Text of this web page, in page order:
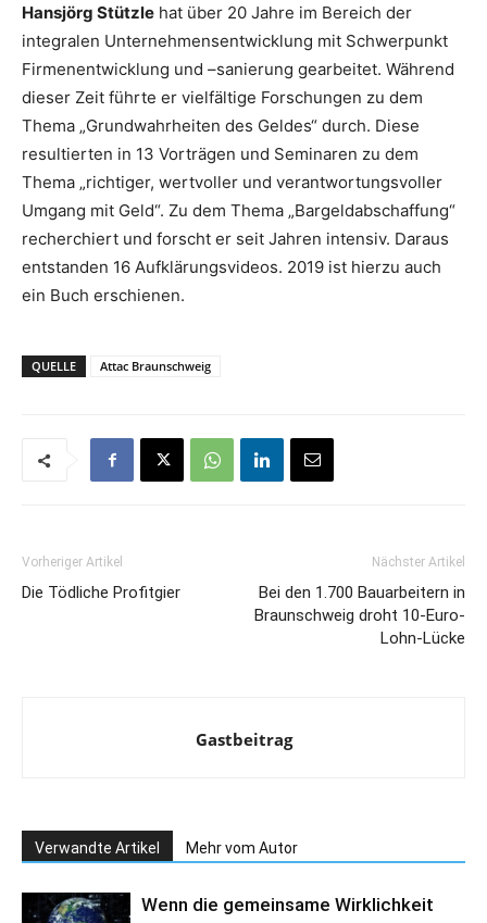
Hansjörg Stützle hat über 20 Jahre im Bereich der
integralen Unternehmensentwicklung mit Schwerpunkt
Firmenentwicklung und –sanierung gearbeitet. Während
dieser Zeit führte er vielfältige Forschungen zu dem
Thema „Grundwahrheiten des Geldes“ durch. Diese
resultierten in 13 Vorträgen und Seminaren zu dem
Thema „richtiger, wertvoller und verantwortungsvoller
Umgang mit Geld“. Zu dem Thema „Bargeldabschaffung“
recherchiert und forscht er seit Jahren intensiv. Daraus
entstanden 16 Aufklärungsvideos. 2019 ist hierzu auch
ein Buch erschienen.
QUELLE Attac Braunschweig
Vorheriger Artikel
Die Tödliche Profitgier
Nächster Artikel
Bei den 1.700 Bauarbeitern in
Braunschweig droht 10-Euro-
Lohn-Lücke
Gastbeitrag
Verwandte Artikel Mehr vom Autor
Wenn die gemeinsame Wirklichkeit